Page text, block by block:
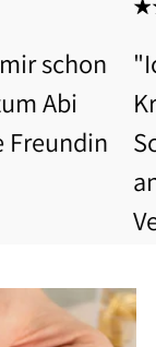
schon
Abi
Freundin